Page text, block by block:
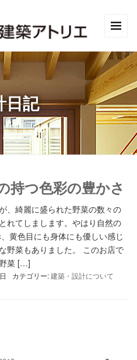
日記
持つ色彩の豊かさ
、綺麗に盛られた野菜の数々の
れてしまします。やはり自然の
黄色目にも身体にも優しい感じ
野菜もありました。 このお店で
菜 […]
カテゴリー:建築・設計について